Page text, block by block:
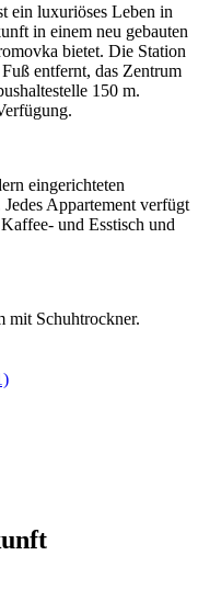
ein luxuriöses Leben in
in einem neu gebauten
bietet. Die Station
entfernt, das Zentrum
150 m.
eingerichteten
Appartement verfügt
und Esstisch und
mit Schuhtrockner.